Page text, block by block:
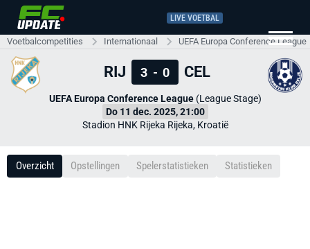
LIVE VOETBAL
Voetbalcompetities Internationaal UEFA Europa Conference League
RIJ 3 - 0 CEL
UEFA Europa Conference League(League Stage)
Do 11 dec. 2025, 21:00
Stadion HNK Rijeka Rijeka, Kroatië
Overzicht Opstellingen Spelerstatistieken Statistieken